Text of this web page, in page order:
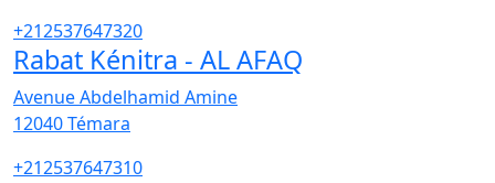
+212537647320
Rabat Kénitra - AL AFAQ
Avenue Abdelhamid Amine
12040Témara
+212537647310